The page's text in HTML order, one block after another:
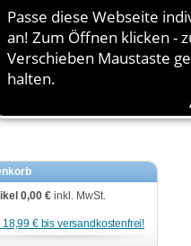
Hilfe Kontakt
Diabetes
0,00 € inkl. MwSt.
18,99 € bis versandkostenfrei!